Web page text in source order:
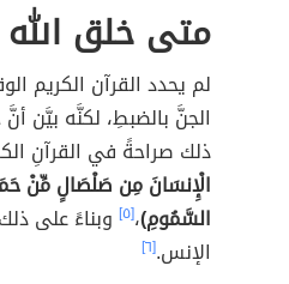
متى خلق الله
لم يحدد القرآن الكريم
الجنَّ بالضبطِ، لكنَّه بيَّن
ذلك صراحةً في القرآنِ
الْإِنسَانَ مِن صَلْصَالٍ مِّنْ
السَّمُومِ)،[٥]
وبناءً على
الإنس.[٦]